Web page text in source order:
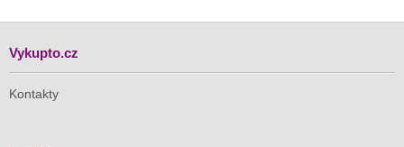
Vykupto.cz
Kontakty